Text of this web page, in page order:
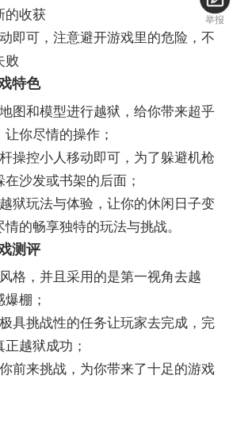
的收获
即可，注意避开游戏里的危险，不
败
特色
图和模型进行越狱，给你带来超乎
你尽情的操作；
操控小人移动即可，为了躲避机枪
沙发或书架的后面；
狱玩法与体验，让你的休闲日子变
的畅享独特的玩法与挑战。
测评
格，并且采用的是第一视角去越
棚；
具挑战性的任务让玩家去完成，完
越狱成功；
前来挑战，为你带来了十足的游戏
举报